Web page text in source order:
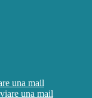
una mail
una mail